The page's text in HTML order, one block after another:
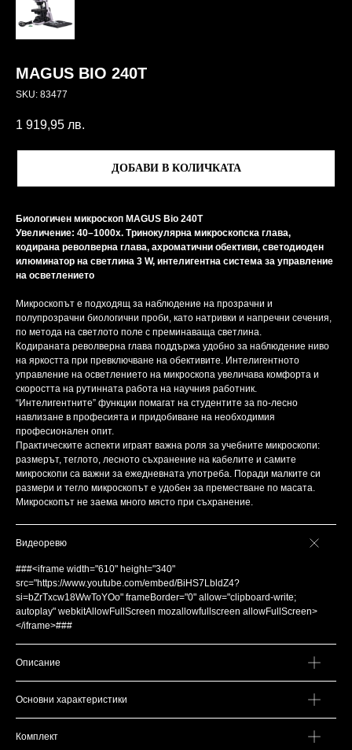
MAGUS BIO 240T
SKU: 83477
1 919,95 лв.
ДОБАВИ В КОЛИЧКАТА
Биологичен микроскоп MAGUS Bio 240T
Увеличение: 40–1000x. Тринокулярна микроскопска глава,
кодирана револверна глава, ахроматични обективи, светодиоден
илюминатор на светлина 3 W, интелигентна система за управление
на осветлението
Микроскопът е подходящ за наблюдение на прозрачни и
полупрозрачни биологични проби, като натривки и напречни сечения,
по метода на светлото поле с преминаваща светлина.
Кодираната револверна глава поддържа удобно за наблюдение ниво
на яркостта при превключване на обективите. Интелигентното
управление на осветлението на микроскопа увеличава комфорта и
скоростта на рутинната работа на научния работник.
“Интелигентните” функции помагат на студентите за по-лесно
навлизане в професията и придобиване на необходимия
професионален опит.
Практическите аспекти играят важна роля за учебните микроскопи:
размерът, теглото, лесното съхранение на кабелите и самите
микроскопи са важни за ежедневната употреба. Поради малките си
размери и тегло микроскопът е удобен за преместване по масата.
Микроскопът не заема много място при съхранение.
Видеоревю
###<iframe width="610" height="340"
src="https://www.youtube.com/embed/BiHS7LbldZ4?
si=bZrTxcw18WwToYOo" frameBorder="0" allow="clipboard-write;
autoplay" webkitAllowFullScreen mozallowfullscreen allowFullScreen>
</iframe>###
Описание
Основни характеристики
Комплект